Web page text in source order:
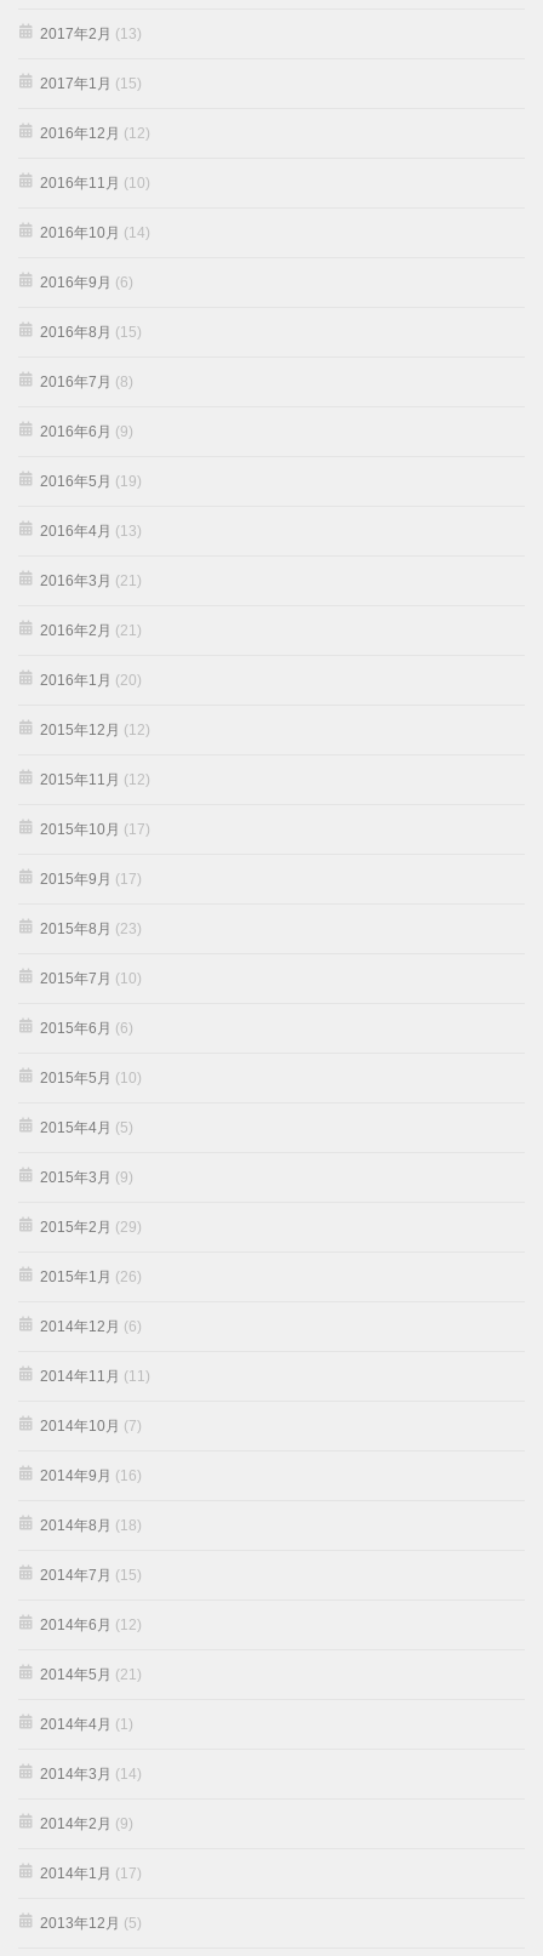
2017年2月 (13)
2017年1月 (15)
2016年12月 (12)
2016年11月 (10)
2016年10月 (14)
2016年9月 (6)
2016年8月 (15)
2016年7月 (8)
2016年6月 (9)
2016年5月 (19)
2016年4月 (13)
2016年3月 (21)
2016年2月 (21)
2016年1月 (20)
2015年12月 (12)
2015年11月 (12)
2015年10月 (17)
2015年9月 (17)
2015年8月 (23)
2015年7月 (10)
2015年6月 (6)
2015年5月 (10)
2015年4月 (5)
2015年3月 (9)
2015年2月 (29)
2015年1月 (26)
2014年12月 (6)
2014年11月 (11)
2014年10月 (7)
2014年9月 (16)
2014年8月 (18)
2014年7月 (15)
2014年6月 (12)
2014年5月 (21)
2014年4月 (1)
2014年3月 (14)
2014年2月 (9)
2014年1月 (17)
2013年12月 (5)